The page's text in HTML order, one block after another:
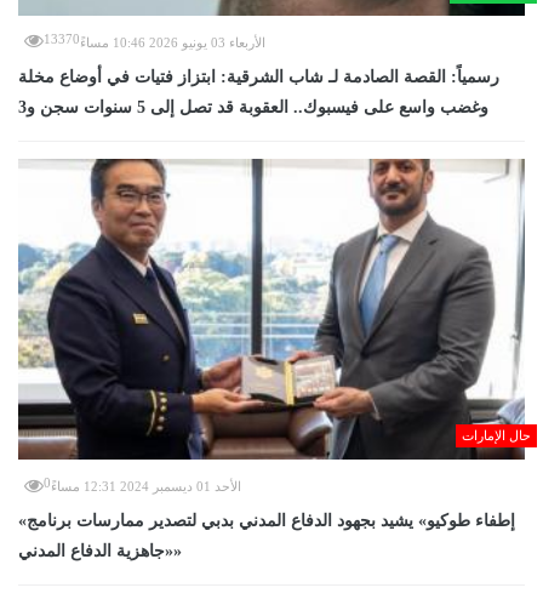
الأربعاء 03 يونيو 2026 10:46 مساءً 13370
رسمياً: القصة الصادمة لـ شاب الشرقية: ابتزاز فتيات في أوضاع مخلة
وغضب واسع على فيسبوك.. العقوبة قد تصل إلى 5 سنوات سجن و3
حال الإمارات
الأحد 01 ديسمبر 2024 12:31 مساءً 0
«إطفاء طوكيو» يشيد بجهود الدفاع المدني بدبي لتصدير ممارسات برنامج
«جاهزية الدفاع المدني»